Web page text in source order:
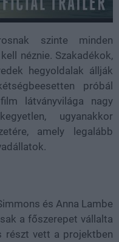
szinte minden
néznie. Szakadékok,
hegyoldalak állják
próbál
látványvilága nagy
ugyanakkor
amely legalább
és Anna Lambe
a főszerepet vállalta
részt vett a projektben